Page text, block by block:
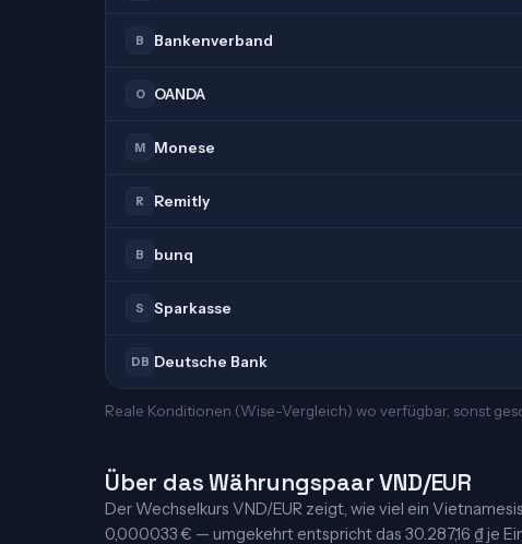
B Bankenverband
O OANDA
M Monese
R Remitly
B bunq
S Sparkasse
DB Deutsche Bank
Reale Konditionen (Wise-Vergleich) wo verfügbar, sonst
Über das Währungspaar VND/EUR
Der Wechselkurs VND/EUR zeigt, wie viel ein
0,000033 € — umgekehrt entspricht das 30.287,16 ₫ je